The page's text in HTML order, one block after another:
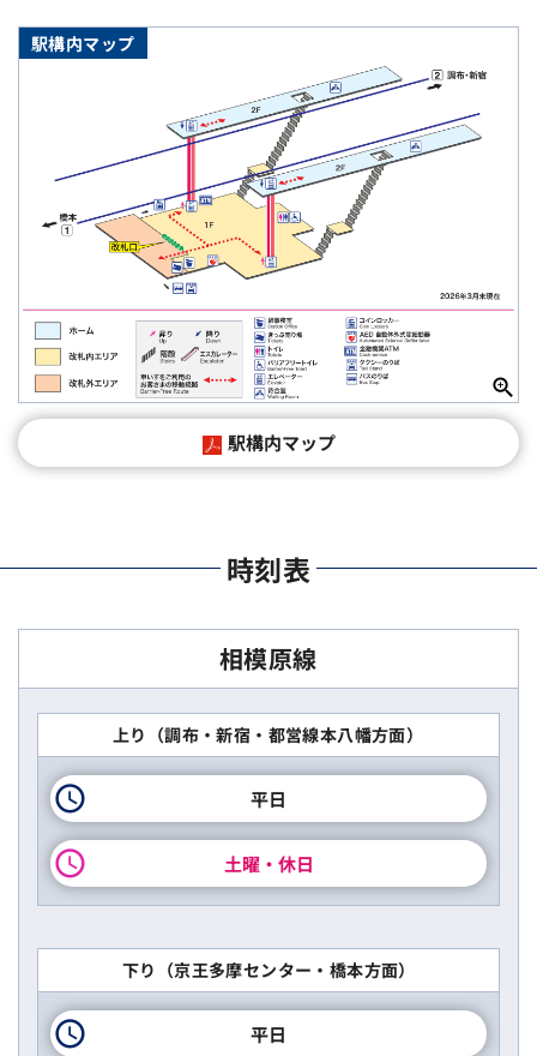
駅構内マップ
駅構内マップ
時刻表
相模原線
上り（調布・新宿・都営線本八幡方面）
平日
土曜・休日
下り（京王多摩センター・橋本方面）
平日